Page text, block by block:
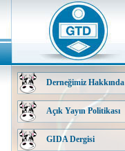
Derneğimiz Hakkında
Açık Yayın Politikası
GIDA Dergisi